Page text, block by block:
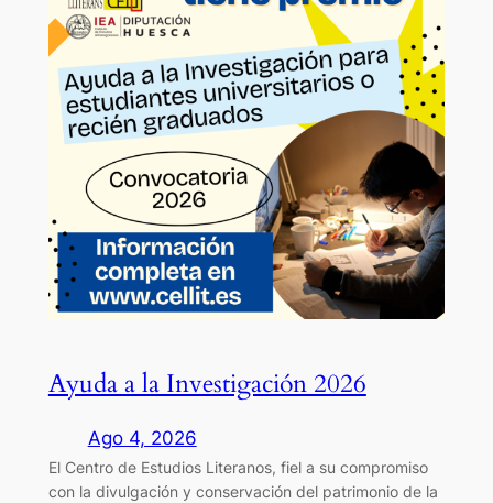
Ayuda a la Investigación 2026
Ago 4, 2026
El Centro de Estudios Literanos, fiel a su compromiso
con la divulgación y conservación del patrimonio de la